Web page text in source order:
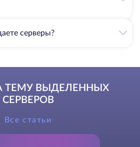
серверы?
ТЕМУ ВЫДЕЛЕННЫХ
СЕРВЕРОВ
Все статьи